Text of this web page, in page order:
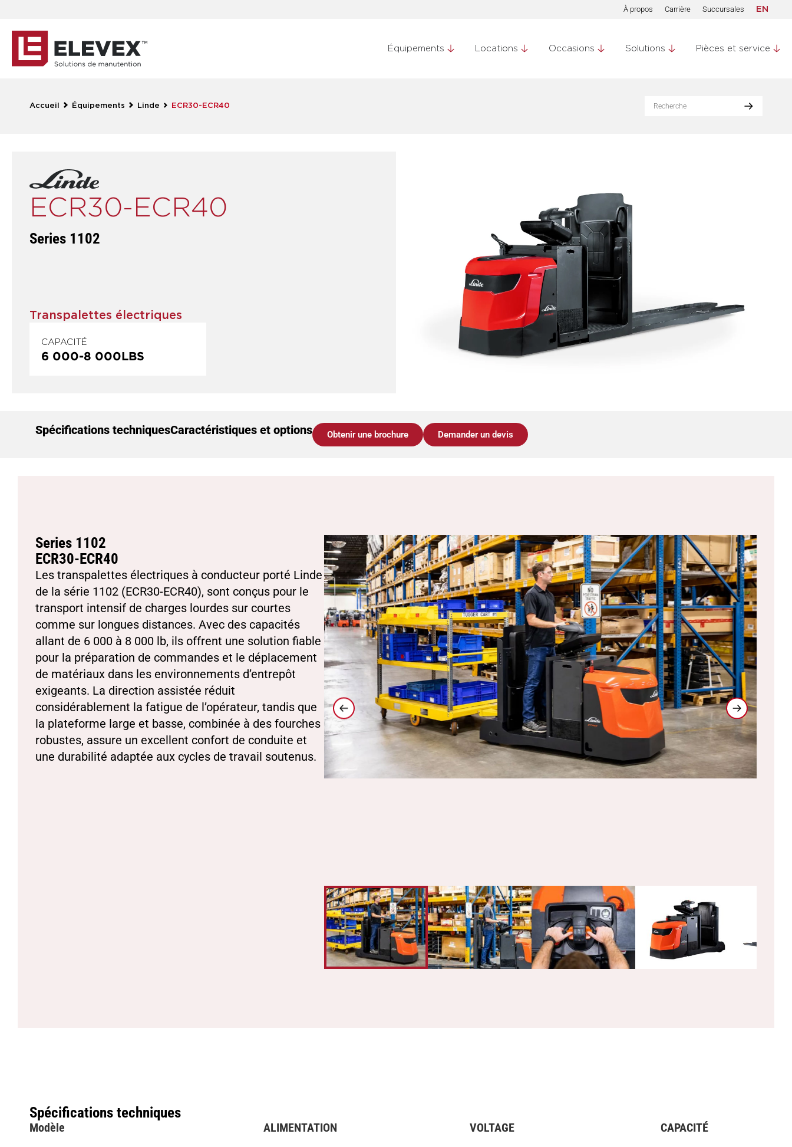
À propos Carrière Succursales EN
Équipements Locations Occasions Solutions Pièces et service
Accueil Équipements Linde ECR30-ECR40
ECR30-ECR40
Series 1102
Transpalettes électriques
CAPACITÉ
6 000-8 000LBS
Spécifications techniquesCaractéristiques et options Obtenir une brochure Demander un devis
Series 1102
ECR30-ECR40
Les transpalettes électriques à conducteur porté Linde
de la série 1102 (ECR30-ECR40), sont conçus pour le
transport intensif de charges lourdes sur courtes
comme sur longues distances. Avec des capacités
allant de 6 000 à 8 000 lb, ils offrent une solution fiable
pour la préparation de commandes et le déplacement
de matériaux dans les environnements d’entrepôt
exigeants. La direction assistée réduit
considérablement la fatigue de l’opérateur, tandis que
la plateforme large et basse, combinée à des fourches
robustes, assure un excellent confort de conduite et
une durabilité adaptée aux cycles de travail soutenus.
Spécifications techniques
Modèle ALIMENTATION VOLTAGE CAPACITÉ